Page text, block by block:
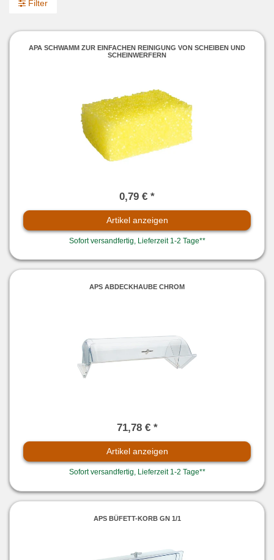
Filter
APA SCHWAMM ZUR EINFACHEN REINIGUNG VON SCHEIBEN UND
SCHEINWERFERN
0,79 € *
Artikel anzeigen
Sofort versandfertig, Lieferzeit 1-2 Tage**
APS ABDECKHAUBE CHROM
71,78 € *
Artikel anzeigen
Sofort versandfertig, Lieferzeit 1-2 Tage**
APS BÜFETT-KORB GN 1/1